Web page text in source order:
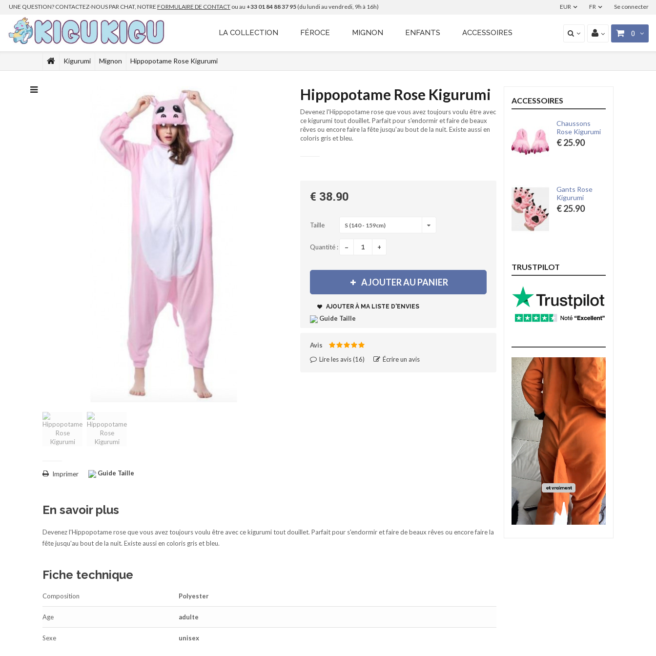
Se connecter
FR
UNE QUESTION? CONTACTEZ-NOUS PAR CHAT, NOTRE FORMULAIRE DE CONTACT ou au +33 01 84 88 37 95 (du lundi au vendredi, 9h à 16h) EUR
0
LA COLLECTION FÉROCE MIGNON ENFANTS ACCESSOIRES
Kigurumi Mignon Hippopotame Rose Kigurumi
Guide Taille
Imprimer
Hippopotame Rose Kigurumi
Devenez l'Hippopotame rose que vous avez toujours voulu être avec
ce kigurumi tout douillet. Parfait pour s'endormir et faire de beaux
rêves ou encore faire la fête jusqu'au bout de la nuit. Existe aussi en
coloris gris et bleu.
€ 38.90
Taille S (140 - 159cm)
Quantité : - +
AJOUTER AU PANIER
AJOUTER À MA LISTE D'ENVIES
Guide Taille
Avis
Lire les avis (16)‎ Écrire un avis
En savoir plus
Devenez l'Hippopotame rose que vous avez toujours voulu être avec ce kigurumi tout douillet. Parfait pour s'endormir et faire de beaux rêves ou encore faire la
fête jusqu'au bout de la nuit. Existe aussi en coloris gris et bleu.
Fiche technique
Composition Polyester
Age adulte
Sexe unisex
ACCESSOIRES
Chaussons
Rose Kigurumi
€ 25.90
Gants Rose
Kigurumi
€ 25.90
TRUSTPILOT